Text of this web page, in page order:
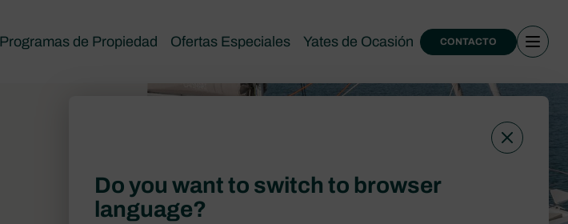
Programas de Propiedad Ofertas Especiales Yates de Ocasión CONTACTO
Do you want to switch to browser
language?